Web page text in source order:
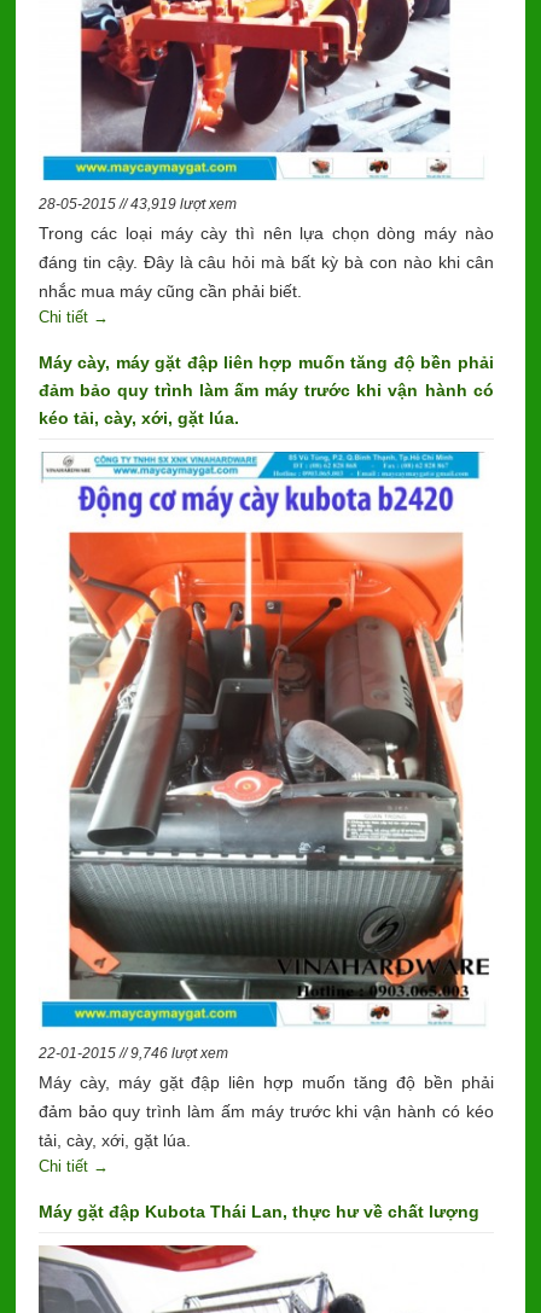
28-05-2015 // 43,919 lượt xem
Trong các loại máy cày thì nên lựa chọn dòng máy nào
đáng tin cậy. Đây là câu hỏi mà bất kỳ bà con nào khi cân
nhắc mua máy cũng cần phải biết.
Chi tiết →
Máy cày, máy gặt đập liên hợp muốn tăng độ bền phải
đảm bảo quy trình làm ấm máy trước khi vận hành có
kéo tải, cày, xới, gặt lúa.
22-01-2015 // 9,746 lượt xem
Máy cày, máy gặt đập liên hợp muốn tăng độ bền phải
đảm bảo quy trình làm ấm máy trước khi vận hành có kéo
tải, cày, xới, gặt lúa.
Chi tiết →
Máy gặt đập Kubota Thái Lan, thực hư về chất lượng